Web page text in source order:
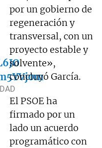
por un gobierno de
regeneración y
transversal, con un
proyecto estable y
solvente»,
concluyó García.
El PSOE ha
firmado por un
lado un acuerdo
programático con